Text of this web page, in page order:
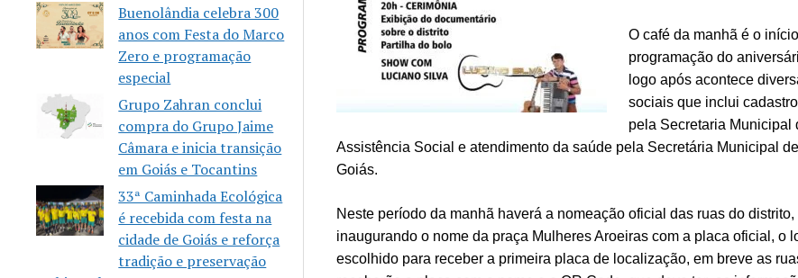
Buenolândia celebra 300
anos com Festa do Marco
Zero e programação
especial
Grupo Zahran conclui
compra do Grupo Jaime
Câmara e inicia transição
em Goiás e Tocantins
33ª Caminhada Ecológica
é recebida com festa na
cidade de Goiás e reforça
tradição e preservação
O café da manhã é o
programação do
logo após acontece
sociais que inclui
pela Secretaria Municipal
Assistência Social e atendimento da saúde pela Secretária Municipal
Goiás.
Neste período da manhã haverá a nomeação oficial das ruas do distrito,
inaugurando o nome da praça Mulheres Aroeiras com a placa oficial, o
escolhido para receber a primeira placa de localização, em breve as